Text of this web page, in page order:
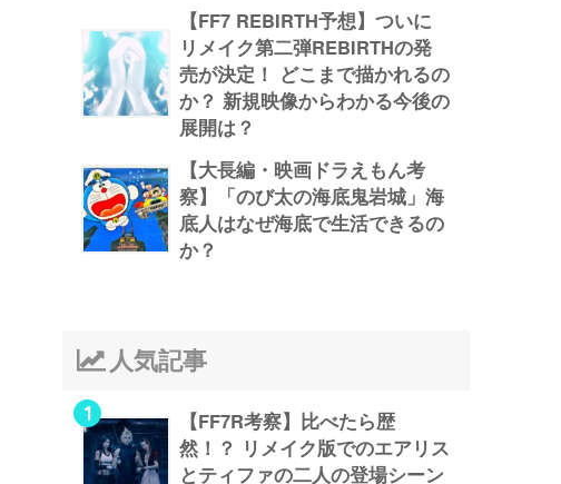
【FF7 REBIRTH予想】ついに
リメイク第二弾REBIRTHの発
売が決定！ どこまで描かれるの
か？ 新規映像からわかる今後の
展開は？
【大長編・映画ドラえもん考
察】「のび太の海底鬼岩城」海
底人はなぜ海底で生活できるの
か？
人気記事
1
【FF7R考察】比べたら歴
然！？ リメイク版でのエアリス
とティファの二人の登場シーン